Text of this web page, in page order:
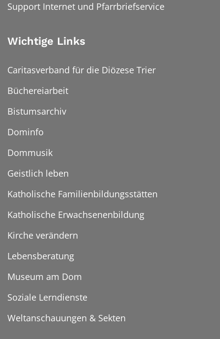
Support Internet und Pfarrbriefservice
Wichtige Links
Caritasverband für die Diözese Trier
Büchereiarbeit
Bistumsarchiv
Dominfo
Dommusik
Geistlich leben
Katholische Familienbildungsstätten
Katholische Erwachsenenbildung
Kirche verändern
Lebensberatung
Museum am Dom
Soziale Lerndienste
Weltanschauungen & Sekten